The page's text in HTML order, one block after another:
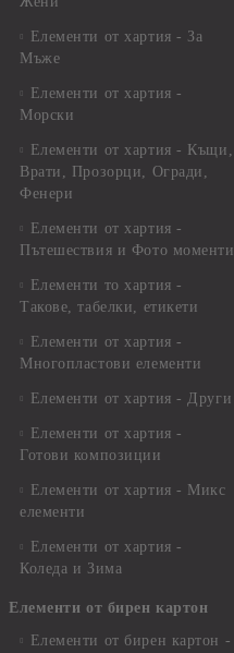
Елементи от хартия - За
Мъже
Елементи от хартия -
Морски
Елементи от хартия - Къщи,
Врати, Прозорци, Огради,
Фенери
Елементи от хартия -
Пътешествия и Фото моменти
Елементи то хартия -
Такове, табелки, етикети
Елементи от хартия -
Многопластови елементи
Елементи от хартия - Други
Елементи от хартия -
Готови композиции
Елементи от хартия - Микс
елементи
Елементи от хартия -
Коледа и Зима
Елементи от бирен картон
Елементи от бирен картон -